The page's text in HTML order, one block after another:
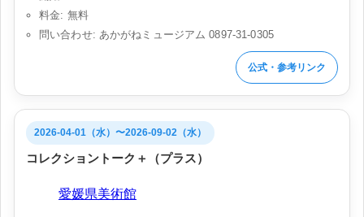
料金: 無料
問い合わせ: あかがねミュージアム 0897-31-0305
公式・参考リンク
2026-04-01（水）〜2026-09-02（水）
コレクショントーク＋（プラス）
愛媛県美術館